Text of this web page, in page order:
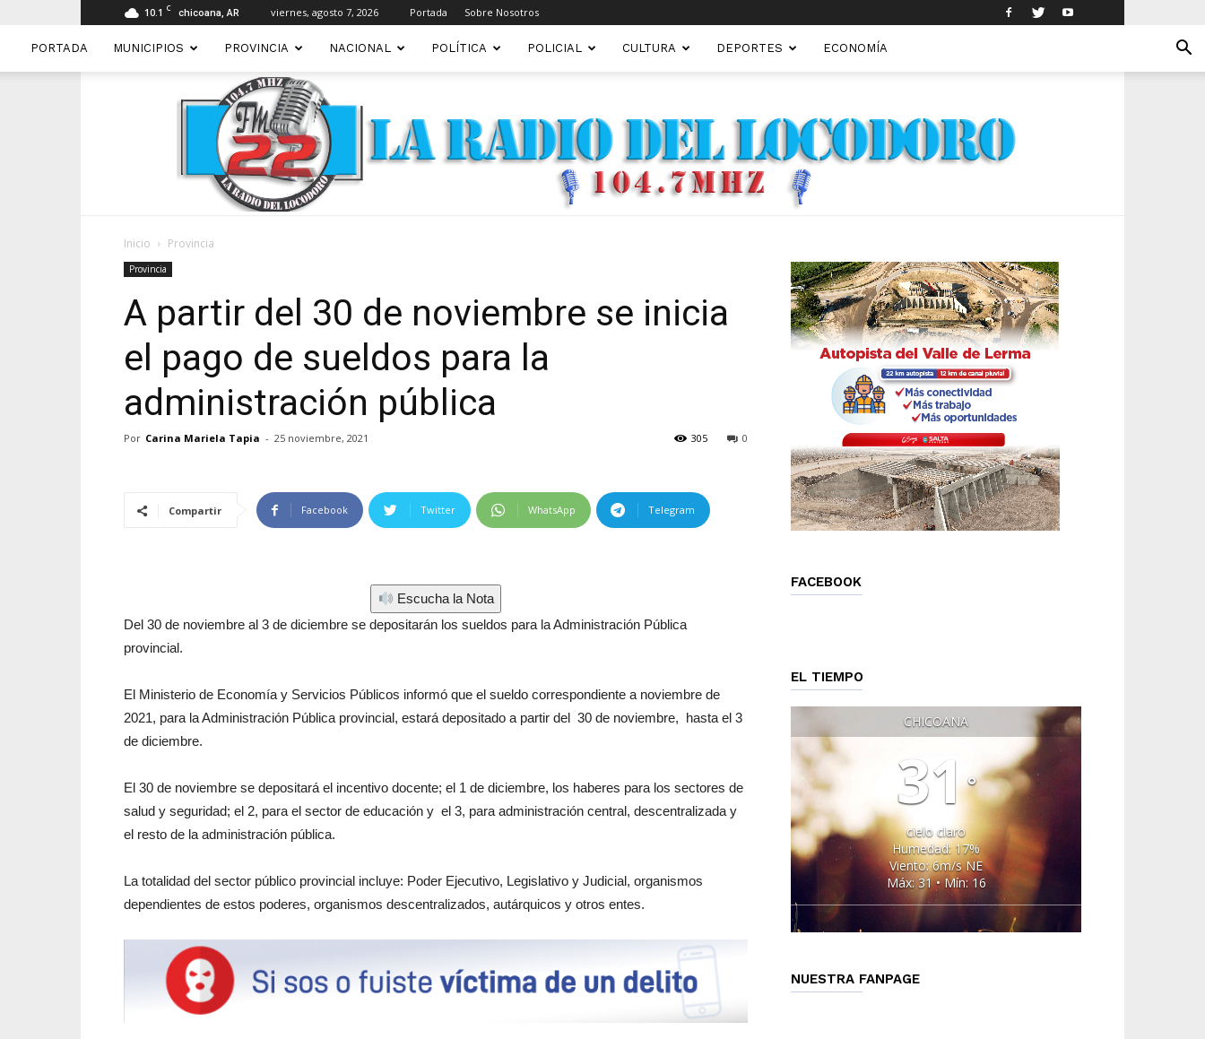
10.1 C chicoana, AR viernes, agosto 7, 2026 Portada Sobre Nosotros
PORTADA MUNICIPIOS PROVINCIA NACIONAL POLÍTICA POLICIAL CULTURA DEPORTES ECONOMÍA
Inicio Provincia
Provincia
A partir del 30 de noviembre se inicia
el pago de sueldos para la
administración pública
Por Carina Mariela Tapia - 25 noviembre, 2021 0
305
Compartir Facebook Twitter WhatsApp Telegram
Escucha la Nota
Del 30 de noviembre al 3 de diciembre se depositarán los sueldos para la Administración Pública
provincial.
El Ministerio de Economía y Servicios Públicos informó que el sueldo correspondiente a noviembre de
2021, para la Administración Pública provincial, estará depositado a partir del 30 de noviembre, hasta el 3
de diciembre.
El 30 de noviembre se depositará el incentivo docente; el 1 de diciembre, los haberes para los sectores de
salud y seguridad; el 2, para el sector de educación y el 3, para administración central, descentralizada y
el resto de la administración pública.
La totalidad del sector público provincial incluye: Poder Ejecutivo, Legislativo y Judicial, organismos
dependientes de estos poderes, organismos descentralizados, autárquicos y otros entes.
FACEBOOK
EL TIEMPO
CHICOANA
31°
cielo claro
Humedad: 17%
Viento: 6m/s NE
Máx: 31 • Mín: 16
NUESTRA FANPAGE